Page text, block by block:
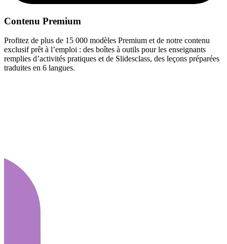
Contenu Premium
Profitez de plus de 15 000 modèles Premium et de notre contenu
exclusif prêt à l’emploi : des boîtes à outils pour les enseignants
remplies d’activités pratiques et de Slidesclass, des leçons préparées
traduites en 6 langues.